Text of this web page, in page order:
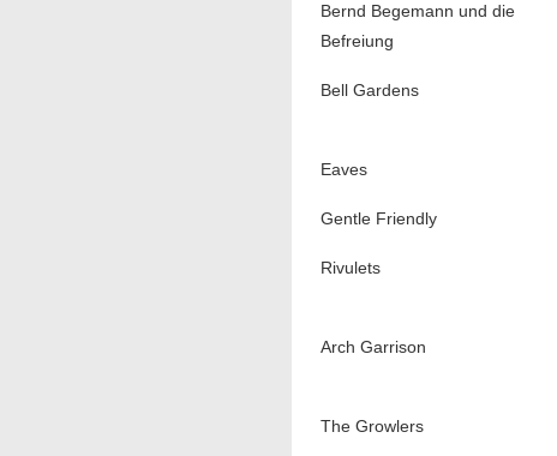
Bernd Begemann und die
Befreiung
Bell Gardens
Eaves
Gentle Friendly
Rivulets
Arch Garrison
The Growlers